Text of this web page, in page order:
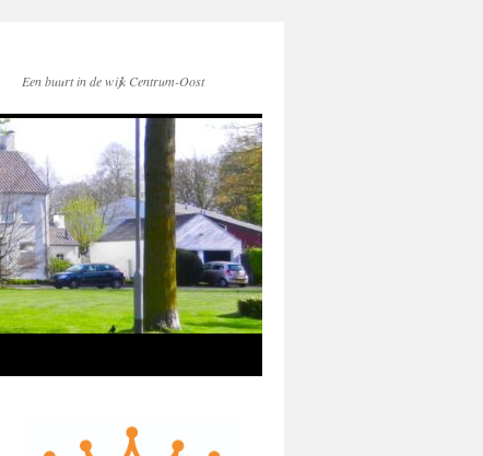
Een buurt in de wijk Centrum-Oost